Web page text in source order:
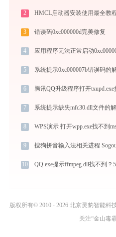
2
3 错误码0xc000000d完美修复
4 应用程序无法正常启动
5 系统提示0xc000007b错误码的
6
7 系统提示缺失mfc30.dll文件的
8 WPS演示 打开wpp.exe找不到
9
10 QQ.exe提示ffmpeg.dll找不到
版权所有© 2010 - 2026 北京灵豹智能科
关注“金山毒